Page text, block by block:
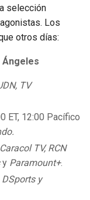
selección
Los
otros días:
Ángeles
TV
ET, 12:00 Pacífico
Caracol TV, RCN
y Paramount+.
DSports y